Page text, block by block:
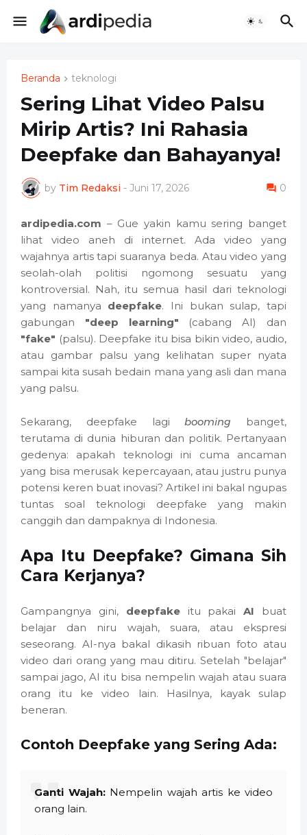
Beranda teknologi
Sering Lihat Video Palsu
Mirip Artis? Ini Rahasia
Deepfake dan Bahayanya!
by Tim Redaksi - Juni 17, 2026 0
ardipedia.com – Gue yakin kamu sering banget
lihat video aneh di internet. Ada video yang
wajahnya artis tapi suaranya beda. Atau video yang
seolah-olah politisi ngomong sesuatu yang
kontroversial. Nah, itu semua hasil dari teknologi
yang namanya deepfake. Ini bukan sulap, tapi
gabungan "deep learning" (cabang AI) dan
"fake" (palsu). Deepfake itu bisa bikin video, audio,
atau gambar palsu yang kelihatan super nyata
sampai kita susah bedain mana yang asli dan mana
yang palsu.
Sekarang, deepfake lagibooming banget,
terutama di dunia hiburan dan politik. Pertanyaan
gedenya: apakah teknologi ini cuma ancaman
yang bisa merusak kepercayaan, atau justru punya
potensi keren buat inovasi? Artikel ini bakal ngupas
tuntas soal teknologi deepfake yang makin
canggih dan dampaknya di Indonesia.
Apa Itu Deepfake? Gimana Sih
Cara Kerjanya?
Gampangnya gini, deepfakeitu pakaiAI buat
belajar dan niru wajah, suara, atau ekspresi
seseorang. AI-nya bakal dikasih ribuan foto atau
video dari orang yang mau ditiru. Setelah "belajar"
sampai jago, AI itu bisa nempelin wajah atau suara
orang itu ke video lain. Hasilnya, kayak sulap
beneran.
Contoh Deepfake yang Sering Ada:
Ganti Wajah:Nempelin wajah artis ke video
orang lain.